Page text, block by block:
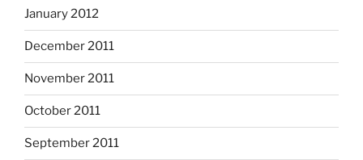
January 2012
December 2011
November 2011
October 2011
September 2011